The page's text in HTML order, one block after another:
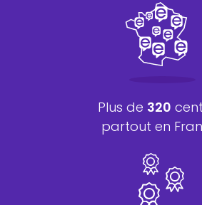
Plus de 320
partout en